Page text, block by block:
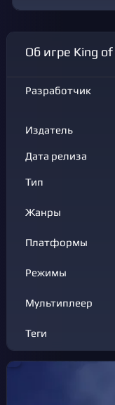
Об игре King
Разработчик
Издатель
Дата релиза
Тип
Жанры
Платформы
Режимы
Мультиплеер
Теги